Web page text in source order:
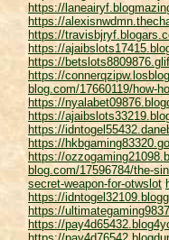
https://
https://
https://
https://
https://
https://
blog.com/17660119/how-
https://
https://
https://
https://
https://
blog.com/17596784/the-
secret-weapon-for-otwslot
https://
https://
https://